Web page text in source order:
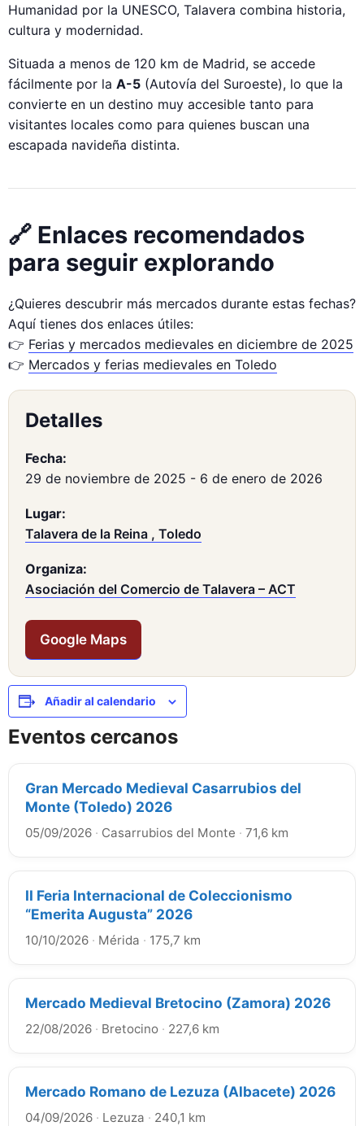
Humanidad por la UNESCO, Talavera combina historia,
cultura y modernidad.
Situada a menos de 120 km de Madrid, se accede
fácilmente por la A-5 (Autovía del Suroeste), lo que la
convierte en un destino muy accesible tanto para
visitantes locales como para quienes buscan una
escapada navideña distinta.
🔗 Enlaces recomendados
para seguir explorando
¿Quieres descubrir más mercados durante estas fechas?
Aquí tienes dos enlaces útiles:
👉 Ferias y mercados medievales en diciembre de 2025
👉 Mercados y ferias medievales en Toledo
Detalles
Fecha:
29 de noviembre de 2025 - 6 de enero de 2026
Lugar:
Talavera de la Reina , Toledo
Organiza:
Asociación del Comercio de Talavera – ACT
Google Maps
Añadir al calendario
Eventos cercanos
Gran Mercado Medieval Casarrubios del
Monte (Toledo) 2026
05/09/2026 · Casarrubios del Monte · 71,6 km
II Feria Internacional de Coleccionismo
“Emerita Augusta” 2026
10/10/2026 · Mérida · 175,7 km
Mercado Medieval Bretocino (Zamora) 2026
22/08/2026 · Bretocino · 227,6 km
Mercado Romano de Lezuza (Albacete) 2026
04/09/2026 · Lezuza · 240,1 km